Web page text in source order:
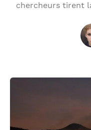
chercheurs tirent